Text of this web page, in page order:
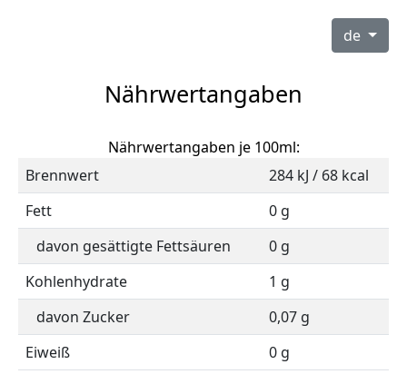
de
Nährwertangaben
Nährwertangaben je 100ml:
Brennwert
284 kJ / 68 kcal
Fett
0 g
davon gesättigte Fettsäuren
0 g
Kohlenhydrate
1 g
davon Zucker
0,07 g
Eiweiß
0 g